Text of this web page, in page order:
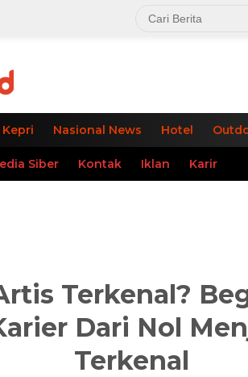
Kepri Nasional News Hotel
Siber Kontak Iklan Karir
Terkenal?
Dari Nol
Terkenal